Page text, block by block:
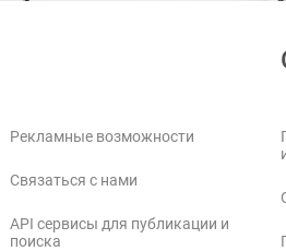
Рекламные возможности
Связаться с нами
API сервисы для публикации и
поиска